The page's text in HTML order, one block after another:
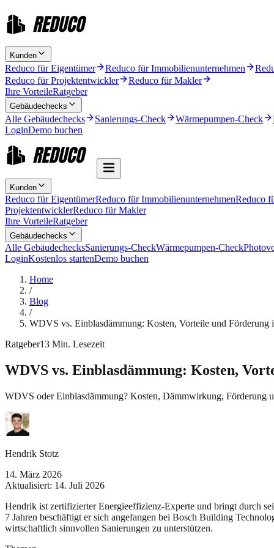
Kunden
Reduco für Eigentümer Reduco für Immobilienunternehmen
Reduco für Projektentwickler
Reduco für Makler
Ihre VorteileRatgeber
Gebäudechecks
Alle Gebäudechecks Sanierungs-Check Wärmepumpen-Check
LoginDemo buchen
Kunden
Reduco für EigentümerReduco für ImmobilienunternehmenReduco
ProjektentwicklerReduco für Makler
Ihre VorteileRatgeber
Gebäudechecks
Alle GebäudechecksSanierungs-CheckWärmepumpen-Check
LoginKostenlos startenDemo buchen
Home
/
Blog
/
WDVS vs. Einblasdämmung: Kosten, Vorteile und Förderung
Ratgeber13 Min. Lesezeit
WDVS vs. Einblasdämmung: Kosten,
WDVS oder Einblasdämmung? Kosten, Dämmwirkung, Förderung
Hendrik Stotz
14. März 2026
Aktualisiert: 14. Juli 2026
Hendrik ist zertifizierter Energieeffizienz-Experte und bringt durch
7 Jahren beschäftigt er sich angefangen bei Bosch Building
wirtschaftlich sinnvollen Sanierungen zu unterstützen.